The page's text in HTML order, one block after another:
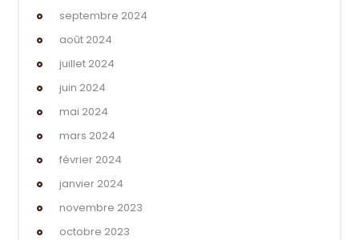
septembre 2024
août 2024
juillet 2024
juin 2024
mai 2024
mars 2024
février 2024
janvier 2024
novembre 2023
octobre 2023